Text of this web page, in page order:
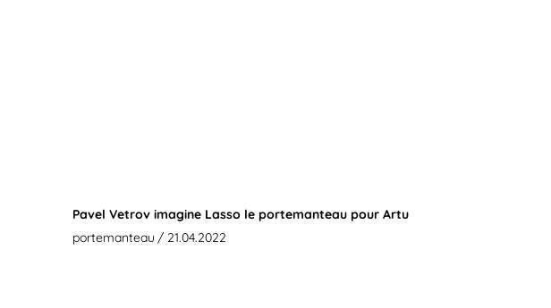
Pavel Vetrov imagine Lasso le portemanteau pour Artu
portemanteau / 21.04.2022